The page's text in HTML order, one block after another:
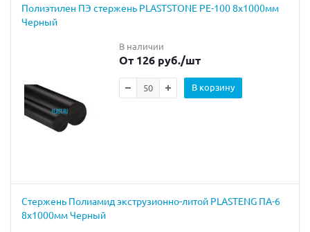
Полиэтилен ПЭ стержень PLASTSTONE PE-100 8х1000мм
Черный
В наличии
От 126 руб./шт
В корзину
Cтержень Полиамид экструзионно-литой PLASTENG ПА-6
8х1000мм Черный